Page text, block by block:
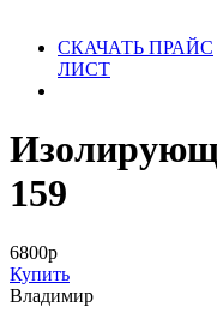
СКАЧАТЬ ПРАЙС
ЛИСТ
159
6800р
Купить
Владимир